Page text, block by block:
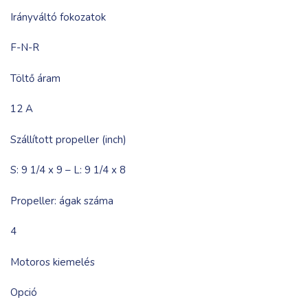
Irányváltó fokozatok
F-N-R
Töltő áram
12 A
Szállított propeller (inch)
S: 9 1/4 x 9 – L: 9 1/4 x 8
Propeller: ágak száma
4
Motoros kiemelés
Opció